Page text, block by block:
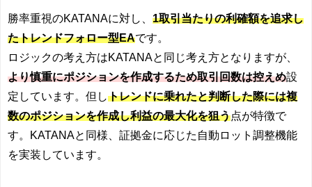
勝率重視のKATANAに対し、 1取引当たりの利確額を追求し
たトレンドフォロー型EAです。
ロジックの考え方はKATANAと同じ考え方となりますが、
より慎重にポジションを作成するため取引回数は控えめ設
定しています。但しトレンドに乗れたと判断した際には複
数のポジションを作成し利益の最大化を狙う点が特徴で
す。KATANAと同様、証拠金に応じた自動ロット調整機能
を実装しています。